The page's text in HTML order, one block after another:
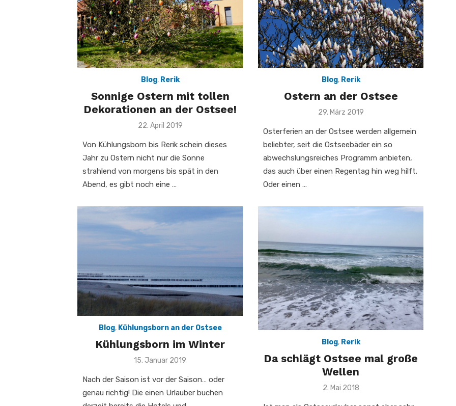
Blog, Rerik
Sonnige Ostern mit tollen
Dekorationen an der Ostsee!
Veröffentlicht
22. April 2019
Von Kühlungsborn bis Rerik schein dieses
Jahr zu Ostern nicht nur die Sonne
strahlend von morgens bis spät in den
Abend, es gibt noch eine …
Blog, Rerik
Ostern an der Ostsee
Veröffentlicht
29. März 2019
Osterferien an der Ostsee werden allgemein
beliebter, seit die Ostseebäder ein so
abwechslungsreiches Programm anbieten,
das auch über einen Regentag hin weg hilft.
Oder einen …
Blog, Kühlungsborn an der Ostsee
Kühlungsborn im Winter
Veröffentlicht
15. Januar 2019
Nach der Saison ist vor der Saison… oder
genau richtig! Die einen Urlauber buchen
Blog, Rerik
Da schlägt Ostsee mal große
Wellen
Veröffentlicht
2. Mai 2018